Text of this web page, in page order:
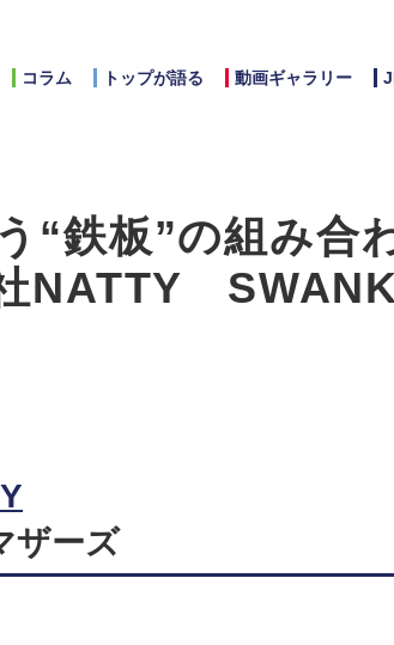
コラム トップが語る 動画ギャラリー
“鉄板”の組み合
NATTY
ザーズ